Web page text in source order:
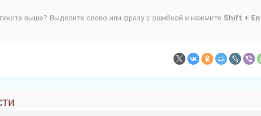
выше? Выделите слово или фразу с ошибкой и нажмите Shift +